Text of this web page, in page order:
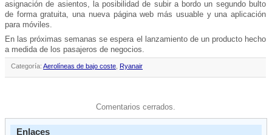
asignación de asientos, la posibilidad de subir a bordo un segundo bulto
de forma gratuita, una nueva página web más usuable y una aplicación
para móviles.
En las próximas semanas se espera el lanzamiento de un producto hecho
a medida de los pasajeros de negocios.
Categoría: Aerolíneas de bajo coste Ryanair
Comentarios cerrados.
Enlaces